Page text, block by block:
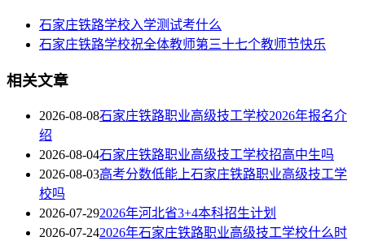
石家庄铁路学校入学测试考什么
石家庄铁路学校祝全体教师第三十七个教师节快乐
相关文章
2026-08-08石家庄铁路职业高级技工学校2026年报名介
绍
2026-08-04石家庄铁路职业高级技工学校招高中生吗
2026-08-03高考分数低能上石家庄铁路职业高级技工学
校吗
2026-07-292026年河北省3+4本科招生计划
2026-07-242026年石家庄铁路职业高级技工学校什么时